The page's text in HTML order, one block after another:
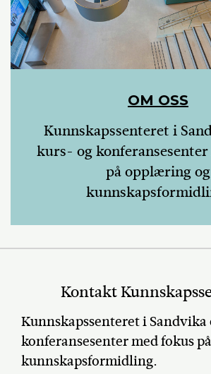
OM OSS
Kunnskapssenteret i
kurs- og
på opplæring og
Kontakt
Kunnskapssenteret i
konferansesenter med fokus
kunnskapsformidling.